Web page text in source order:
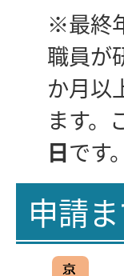
※最終
職員が
か月以
ます。
日です。
申請